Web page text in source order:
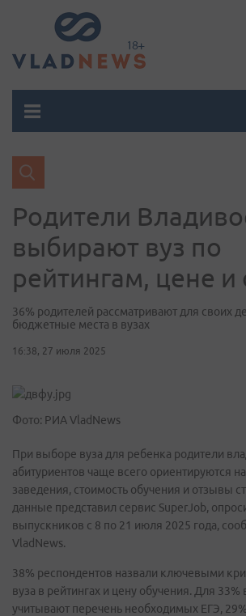
Родители
выбирают вуз по
рейтингам, цене
36% родителей рассматривают для своих
бюджетные места в вузах
16:38, 27 июля 2025
Фото: РИА VladNews
При выборе вуза для ребенка родители
абитуриентов чаще всего ориентируются
заведения, стоимость обучения и отзывы
данные представил сервис SuperJob,
выпускников с 8 по 21 июля 2025 года,
VladNews.
38% респондентов назвали ключевыми
вуза в рейтингах и цену обучения. Для
учитывают перечень необходимых ЕГЭ,